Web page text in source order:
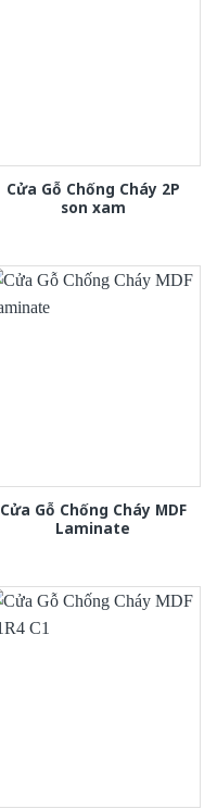
Cửa Gỗ Chống Cháy 2P
son xam
Cửa Gỗ Chống Cháy MDF
Laminate